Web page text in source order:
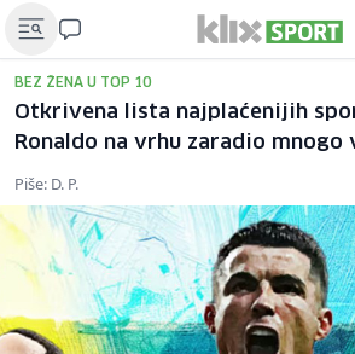
BEZ ŽENA U TOP 10
Otkrivena lista najplaćenijih
Ronaldo na vrhu zaradio
Piše: D. P.